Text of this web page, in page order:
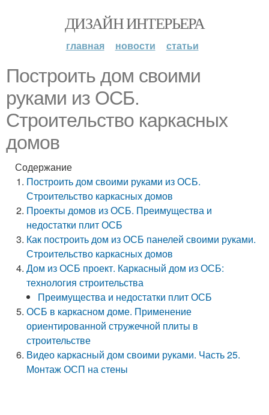
ДИЗАЙН ИНТЕРЬЕРА
главная новости статьи
Построить дом своими
руками из ОСБ.
Строительство каркасных
домов
Содержание
Построить дом своими руками из ОСБ.
Строительство каркасных домов
Проекты домов из ОСБ. Преимущества и
недостатки плит ОСБ
Как построить дом из ОСБ панелей своими руками.
Строительство каркасных домов
Дом из ОСБ проект. Каркасный дом из ОСБ:
технология строительства
Преимущества и недостатки плит ОСБ
ОСБ в каркасном доме. Применение
ориентированной стружечной плиты в
строительстве
Видео каркасный дом своими руками. Часть 25.
Монтаж ОСП на стены